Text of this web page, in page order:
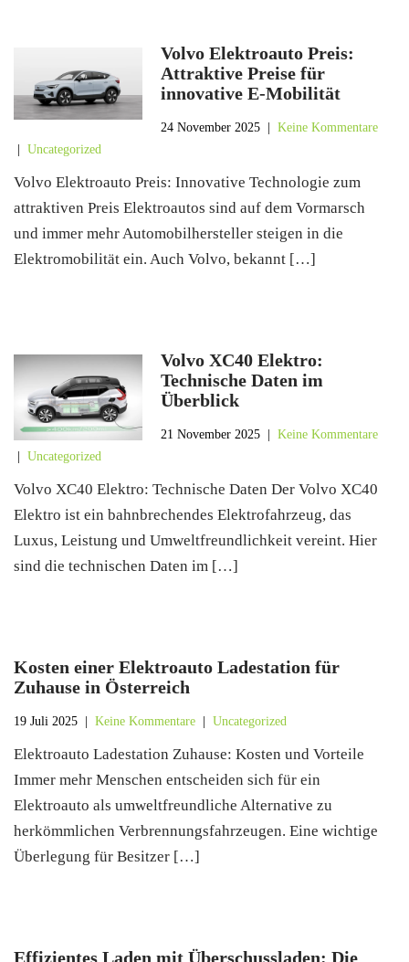
Volvo Elektroauto Preis:
Attraktive Preise für
innovative E-Mobilität
24 November 2025 |Keine Kommentare
Uncategorized
Volvo Elektroauto Preis: Innovative Technologie zum
attraktiven Preis Elektroautos sind auf dem Vormarsch
und immer mehr Automobilhersteller steigen in die
Elektromobilität ein. Auch Volvo, bekannt […]
Volvo XC40 Elektro:
Technische Daten im
Überblick
21 November 2025 |Keine Kommentare
Uncategorized
Volvo XC40 Elektro: Technische Daten Der Volvo XC40
Elektro ist ein bahnbrechendes Elektrofahrzeug, das
Luxus, Leistung und Umweltfreundlichkeit vereint. Hier
sind die technischen Daten im […]
Kosten einer Elektroauto Ladestation für
Zuhause in Österreich
19 Juli 2025 Keine Kommentare Uncategorized
Elektroauto Ladestation Zuhause: Kosten und Vorteile
Immer mehr Menschen entscheiden sich für ein
Elektroauto als umweltfreundliche Alternative zu
herkömmlichen Verbrennungsfahrzeugen. Eine wichtige
Überlegung für Besitzer […]
Effizientes Laden mit Überschussladen: Die